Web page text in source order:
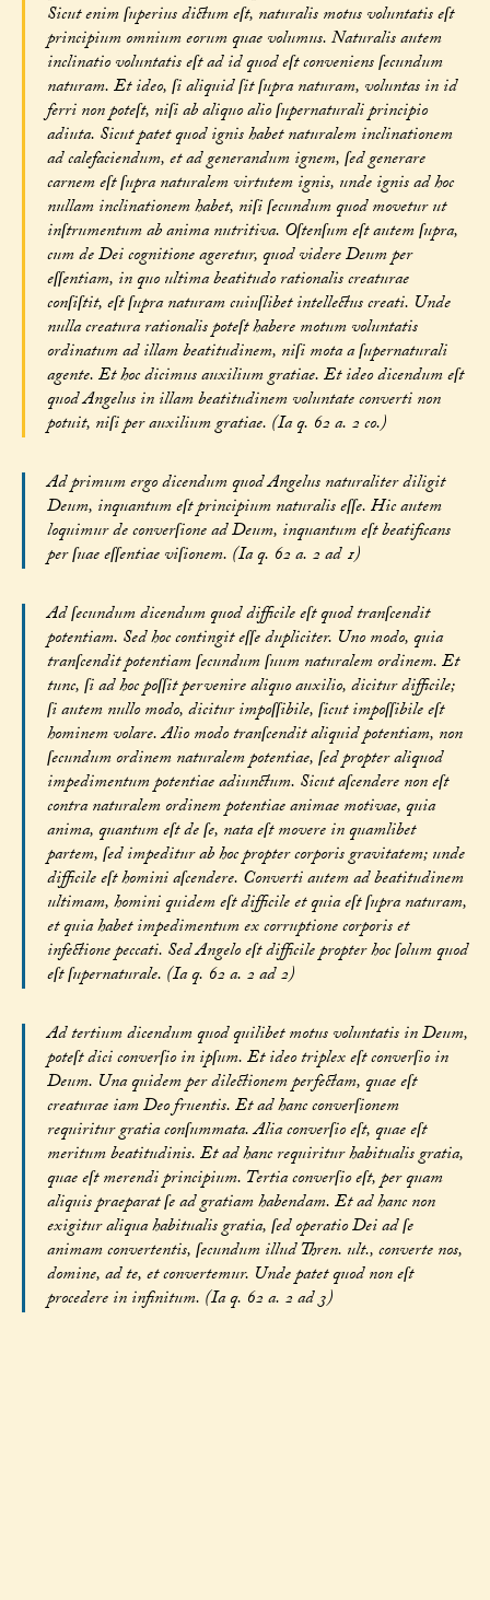
Sicut enim ſuperius dictum eſt, naturalis motus voluntatis eſt
principium omnium eorum quae volumus. Naturalis autem
inclinatio voluntatis eſt ad id quod eſt conveniens ſecundum
naturam. Et ideo, ſi aliquid ſit ſupra naturam, voluntas in id
ferri non poteſt, niſi ab aliquo alio ſupernaturali principio
adiuta. Sicut patet quod ignis habet naturalem inclinationem
ad calefaciendum, et ad generandum ignem, ſed generare
carnem eſt ſupra naturalem virtutem ignis, unde ignis ad hoc
nullam inclinationem habet, niſi ſecundum quod movetur ut
inſtrumentum ab anima nutritiva. Oſtenſum eſt autem ſupra,
cum de Dei cognitione ageretur, quod videre Deum per
eſſentiam, in quo ultima beatitudo rationalis creaturae
conſiſtit, eſt ſupra naturam cuiuſlibet intellectus creati. Unde
nulla creatura rationalis poteſt habere motum voluntatis
ordinatum ad illam beatitudinem, niſi mota a ſupernaturali
agente. Et hoc dicimus auxilium gratiae. Et ideo dicendum eſt
quod Angelus in illam beatitudinem voluntate converti non
potuit, niſi per auxilium gratiae. (Ia q. 62 a. 2 co.)
Ad primum ergo dicendum quod Angelus naturaliter diligit
Deum, inquantum eſt principium naturalis eſſe. Hic autem
loquimur de converſione ad Deum, inquantum eſt beatificans
per ſuae eſſentiae viſionem. (Ia q. 62 a. 2 ad 1)
Ad ſecundum dicendum quod difficile eſt quod tranſcendit
potentiam. Sed hoc contingit eſſe dupliciter. Uno modo, quia
tranſcendit potentiam ſecundum ſuum naturalem ordinem. Et
tunc, ſi ad hoc poſſit pervenire aliquo auxilio, dicitur difficile;
ſi autem nullo modo, dicitur impoſſibile, ſicut impoſſibile eſt
hominem volare. Alio modo tranſcendit aliquid potentiam, non
ſecundum ordinem naturalem potentiae, ſed propter aliquod
impedimentum potentiae adiunctum. Sicut aſcendere non eſt
contra naturalem ordinem potentiae animae motivae, quia
anima, quantum eſt de ſe, nata eſt movere in quamlibet
partem, ſed impeditur ab hoc propter corporis gravitatem; unde
difficile eſt homini aſcendere. Converti autem ad beatitudinem
ultimam, homini quidem eſt difficile et quia eſt ſupra naturam,
et quia habet impedimentum ex corruptione corporis et
infectione peccati. Sed Angelo eſt difficile propter hoc ſolum quod
eſt ſupernaturale. (Ia q. 62 a. 2 ad 2)
Ad tertium dicendum quod quilibet motus voluntatis in Deum,
poteſt dici converſio in ipſum. Et ideo triplex eſt converſio in
Deum. Una quidem per dilectionem perfectam, quae eſt
creaturae iam Deo fruentis. Et ad hanc converſionem
requiritur gratia conſummata. Alia converſio eſt, quae eſt
meritum beatitudinis. Et ad hanc requiritur habitualis gratia,
quae eſt merendi principium. Tertia converſio eſt, per quam
aliquis praeparat ſe ad gratiam habendam. Et ad hanc non
exigitur aliqua habitualis gratia, ſed operatio Dei ad ſe
animam convertentis, ſecundum illud Thren. ult., converte nos,
domine, ad te, et convertemur. Unde patet quod non eſt
procedere in infinitum. (Ia q. 62 a. 2 ad 3)